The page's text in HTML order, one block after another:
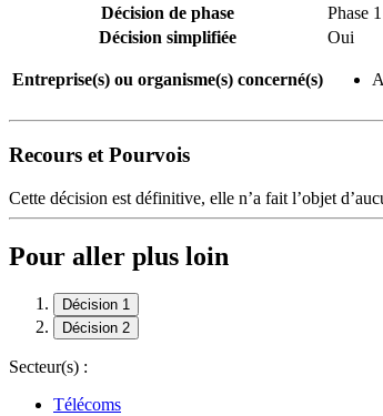
Décision de phase
Phase 1
Décision simplifiée
Oui
Entreprise(s) ou organisme(s) concerné(s)
Recours et Pourvois
Cette décision est définitive, elle n’a fait l’objet
Pour aller plus loin
Décision 1
Décision 2
Secteur(s) :
Télécoms